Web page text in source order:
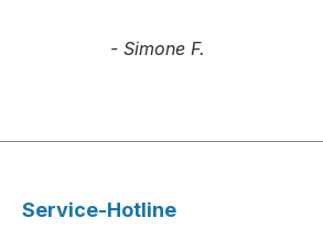
- Simone F.
Service-Hotline